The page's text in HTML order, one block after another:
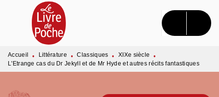
MENU RECHERCHE CONTENU
PIED DE PAGE
Accueil • Littérature • Classiques • XIXe siècle
•
L'Etrange cas du Dr Jekyll et de Mr Hyde et autres récits fantastiques